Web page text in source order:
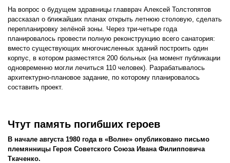
На вопрос о будущем здравницы главврач Алексей Толстопятов
рассказал о ближайших планах открыть летнюю столовую, сделать
перепланировку зелёной зоны. Через три-четыре года
планировалось провести полную реконструкцию всего санатория:
вместо существующих многочисленных зданий построить один
корпус, в котором разместятся 200 больных (на момент публикации
одновременно могли лечиться 110 человек). Разрабатывалось
архитектурно-плановое задание, по которому планировалось
составить проект.
Чтут память погибших героев
В начале августа 1980 года в «Волне» опубликовано письмо
племянницы Героя Советского Союза Ивана Филипповича
Ткаченко.